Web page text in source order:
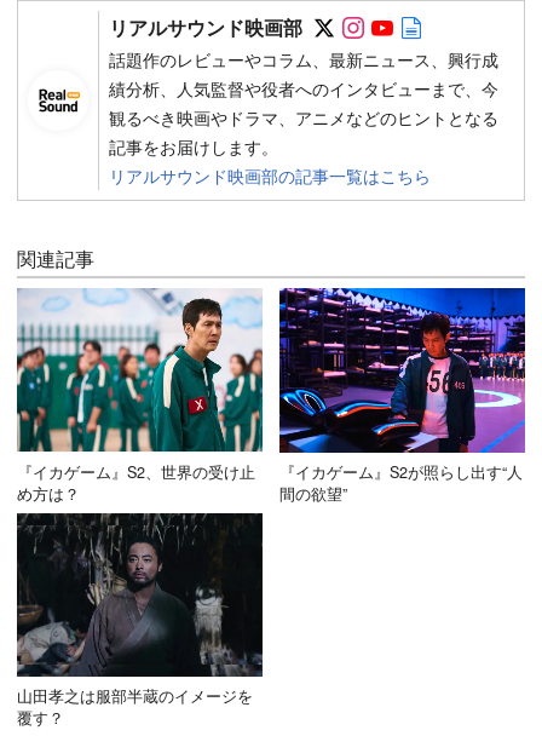
リアルサウンド映画部 Follow on SNS
Follow on SNS
Follow on
話題作のレビューやコラム、最新ニュース、興行成
績分析、人気監督や役者へのインタビューまで、今
観るべき映画やドラマ、アニメなどのヒントとなる
記事をお届けします。
リアルサウンド映画部の記事一覧はこちら
関連記事
『イカゲーム』S2、世界の受け止
め方は？
『イカゲーム』S2が照らし出す“人
間の欲望”
山田孝之は服部半蔵のイメージを
覆す？